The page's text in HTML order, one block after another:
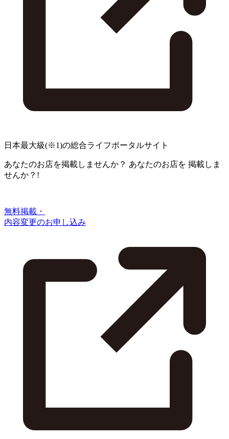
日本最大級(※1)の総合ライフポータルサイト
あなたのお店を掲載しませんか？ あなたのお店を 掲載しま
せんか？!
無料掲載・
内容変更のお申し込み